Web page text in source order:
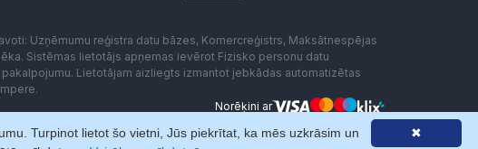
Uzņēmumu reģistra datu bāzes, Komercreģistrs, Maksātnespējas
Sistēmas lietotājs apņemas ievērot Fizisko personu datu
Lietotājam aizliegts izmantot jebkādas automatizētas
Norēķini ar
✖
Turpinot lietot šo vietni, Jūs piekrītat, ka mēs uzkrāsim un